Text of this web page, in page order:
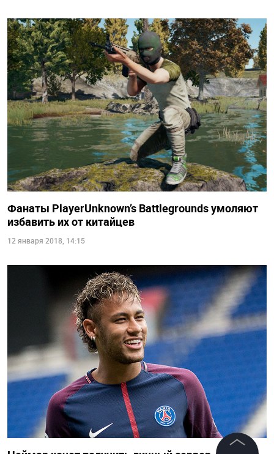
Фанаты PlayerUnknown’s Battlegrounds умоляют
избавить их от китайцев
12 января 2018, 14:15